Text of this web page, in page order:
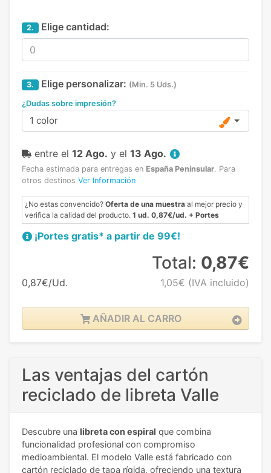
2. Elige cantidad:
3. Elige personalizar: (Min. 5 Uds.)
¿Dudas sobre impresión?
1 color
entre el 12 Ago. y el 13 Ago.
Fecha estimada para entregas en España Peninsular. Para
otros destinos Ver Información
¿No estas convencido? Oferta de una muestra al mejor precio y
verifica la calidad del producto. 1 ud. 0,87€/ud. + Portes
¡Portes gratis* a partir de 99€!
0,87€/Ud.
Total: 0,87€
1,05€ (IVA incluido)
AÑADIR AL CARRO
Las ventajas del cartón
reciclado de libreta Valle
Descubre una libreta con espiral que combina
funcionalidad profesional con compromiso
medioambiental. El modelo Valle está fabricado con
cartón reciclado de tapa rígida, ofreciendo una textura